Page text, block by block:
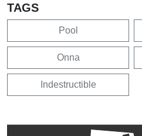
TAGS
Pool
Onna
Indestructible